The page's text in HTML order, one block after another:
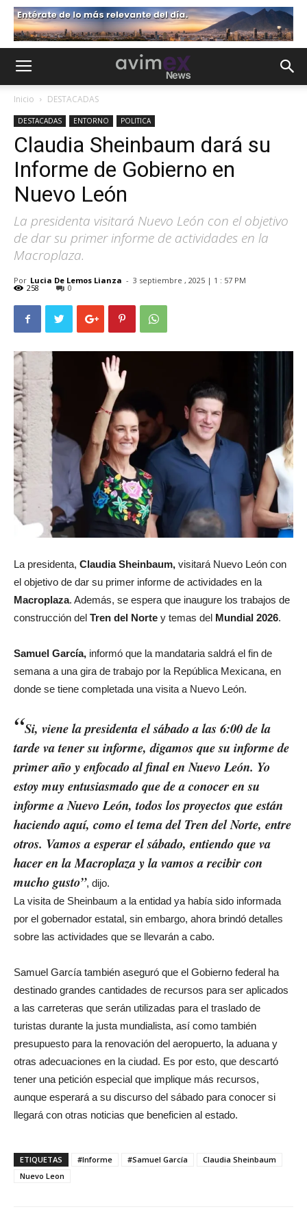
Inicio DESTACADAS
DESTACADAS ENTORNO POLITICA
Claudia Sheinbaum dará su
Informe de Gobierno en
Nuevo León
La presidenta visitará Nuevo León con el objetivo
de dar su primer informe de actividades en la
Macroplaza.
Por Lucia De Lemos Lianza - 3 septiembre , 2025 | 1 : 57 PM
258 0
La presidenta, Claudia Sheinbaum, visitará Nuevo León con
el objetivo de dar su primer informe de actividades en la
Macroplaza. Además, se espera que inaugure los trabajos de
construcción del Tren del Norte y temas del Mundial 2026.
Samuel García, informó que la mandataria saldrá el fin de
semana a una gira de trabajo por la República Mexicana, en
donde se tiene completada una visita a Nuevo León.
“Si, viene la presidenta el sábado a las 6:00 de la
tarde va tener su informe, digamos que su informe de
primer año y enfocado al final en Nuevo León. Yo
estoy muy entusiasmado que de a conocer en su
informe a Nuevo León, todos los proyectos que están
haciendo aquí, como el tema del Tren del Norte, entre
otros. Vamos a esperar el sábado, entiendo que va
hacer en la Macroplaza y la vamos a recibir con
mucho gusto”, dijo.
La visita de Sheinbaum a la entidad ya había sido informada
por el gobernador estatal, sin embargo, ahora brindó detalles
sobre las actividades que se llevarán a cabo.
Samuel García también aseguró que el Gobierno federal ha
destinado grandes cantidades de recursos para ser aplicados
a las carreteras que serán utilizadas para el traslado de
turistas durante la justa mundialista, así como también
presupuesto para la renovación del aeropuerto, la aduana y
otras adecuaciones en la ciudad. Es por esto, que descartó
tener una petición especial que implique más recursos,
aunque esperará a su discurso del sábado para conocer si
llegará con otras noticias que beneficien al estado.
ETIQUETAS #Informe #Samuel García
Claudia Sheinbaum
Nuevo Leon